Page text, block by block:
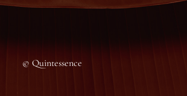
© Quintessence